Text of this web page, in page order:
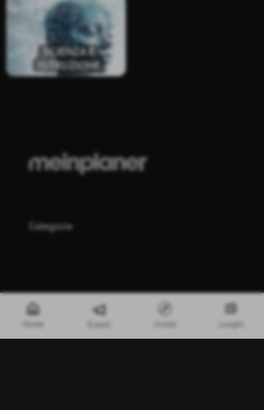
Home Eventi rivista Luoghi
SCIENZA E
ISTRUZIONE
Categorie
Top 20 dei criteri di ricerca